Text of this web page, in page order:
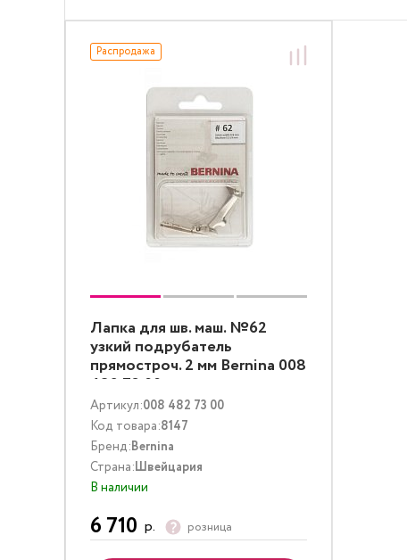
Распродажа
Лапка для шв. маш. №62
узкий подрубатель
прямостроч. 2 мм Bernina 008
482 73 00
Артикул:008 482 73 00
Код товара:8147
Бренд:Bernina
Страна:Швейцария
В наличии
6 710 р. розница